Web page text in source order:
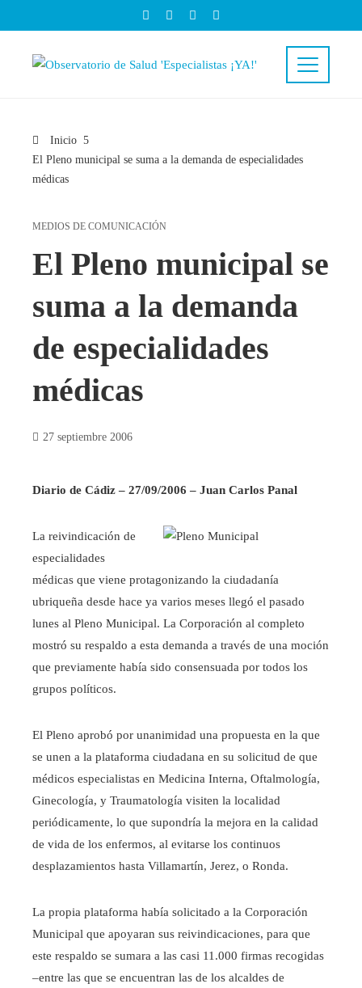
Inicio
El Pleno municipal se suma a la demanda de especialidades
médicas
MEDIOS DE COMUNICACIÓN
El Pleno municipal se
suma a la demanda
de especialidades
médicas
27 septiembre 2006
Diario de Cádiz – 27/09/2006 – Juan Carlos Panal
La reivindicación de
especialidades
médicas que viene protagonizando la ciudadanía
ubriqueña desde hace ya varios meses llegó el pasado
lunes al Pleno Municipal. La Corporación al completo
mostró su respaldo a esta demanda a través de una moción
que previamente había sido consensuada por todos los
grupos políticos.
El Pleno aprobó por unanimidad una propuesta en la que
se unen a la plataforma ciudadana en su solicitud de que
médicos especialistas en Medicina Interna, Oftalmología,
Ginecología, y Traumatología visiten la localidad
periódicamente, lo que supondría la mejora en la calidad
de vida de los enfermos, al evitarse los continuos
desplazamientos hasta Villamartín, Jerez, o Ronda.
La propia plataforma había solicitado a la Corporación
Municipal que apoyaran sus reivindicaciones, para que
este respaldo se sumara a las casi 11.000 firmas recogidas
–entre las que se encuentran las de los alcaldes de